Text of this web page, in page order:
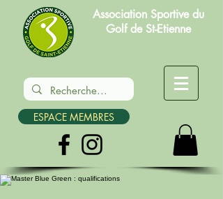
Association Sportive du
Golf de St-Etienne
ESPACE MEMBRES